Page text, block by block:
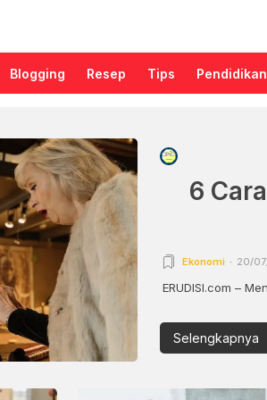
Blogging Resep Tips Pendidikan
6
Ekonomi 20/
ERUDISI.com –
Selengkapnya